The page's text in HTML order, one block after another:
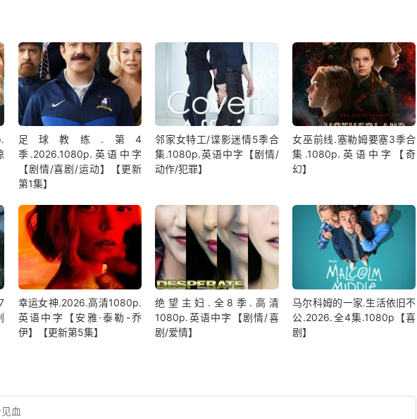
足球教练.第4
季.2026.1080p.英语中字
【剧情/喜剧/运动】【更新
第1集】
邻家女特工/谍影迷情5季合
集.1080p.英语中字【剧情/
动作/犯罪】
女巫前线.塞勒姆要塞3季合
集.1080p.英语中字【奇
幻】
幸运女神.2026.高清1080p.
英语中字【安雅·泰勒-乔
伊】【更新第5集】
绝望主妇.全8季.高清
1080p.英语中字【剧情/喜
剧/爱情】
马尔科姆的一家.生活依旧不
公.2026.全4集.1080p【喜
剧】